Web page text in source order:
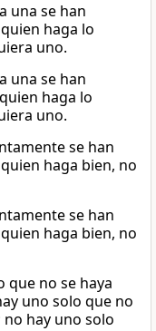
una se han
haga lo
uno.
una se han
haga lo
uno.
se han
haga bien, no
se han
haga bien, no
que no se haya
uno solo que no
hay uno solo